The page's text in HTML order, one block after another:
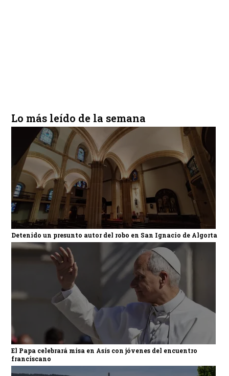
Lo más leído de la semana
Detenido un presunto autor del robo en San Ignacio de Algorta
El Papa celebrará misa en Asís con jóvenes del encuentro
franciscano